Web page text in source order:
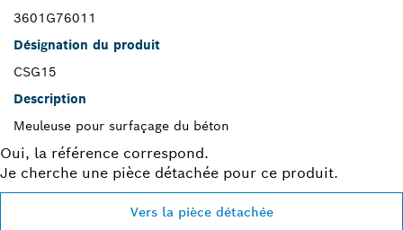
3601G76011
Désignation du produit
CSG15
Description
Meuleuse pour surfaçage du béton
Oui, la référence correspond.
Je cherche une pièce détachée pour ce produit.
Vers la pièce détachée